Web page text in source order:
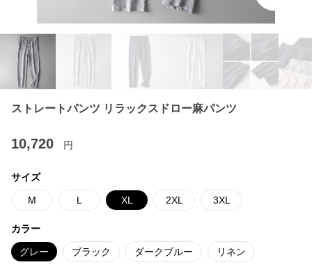
ストレートパンツ リラックスドロー麻パンツ
10,720 円
サイズ
M L XL 2XL 3XL
カラー
グレー ブラック ダークブルー リネン